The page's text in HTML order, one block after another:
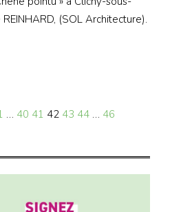
(SOL Architecture).
… 40 41 42 43 44 … 46